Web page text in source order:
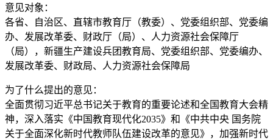
意见对象：
各省、自治区、直辖市教育厅（教委）、党委组织部、党委编
办、发展改革委、财政厅（局）、人力资源社会保障厅
（局），新疆生产建设兵团教育局、党委组织部、党委编办、
发展改革委、财政局、人力资源社会保障局
为了什么提出的意见：
全面贯彻习近平总书记关于教育的重要论述和全国教育大会精
神，深入落实《中国教育现代化2035》和《中共中央 国务院
关于全面深化新时代教师队伍建设改革的意见》，加强新时代